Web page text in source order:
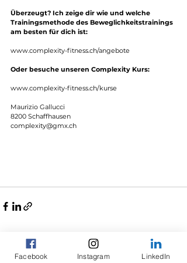
Überzeugt? Ich zeige dir wie und welche
Trainingsmethode des Beweglichkeitstrainings
am besten für dich ist:
www.complexity-fitness.ch/angebote
Oder besuche unseren Complexity Kurs:
www.complexity-fitness.ch/kurse
Maurizio Gallucci
8200 Schaffhausen
complexity@gmx.ch
Kommentare
Facebook Instagram LinkedIn